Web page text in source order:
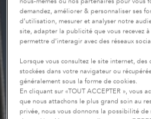
demandez, améliorer & personnaliser ses
d’utilisation, mesurer et analyser notre
site, adapter la publicité que vous recevez
permettre d’interagir avec des réseaux
Lorsque vous consultez le site internet, des
stockées dans votre navigateur ou
généralement sous la forme de cookies.
En cliquant sur «TOUT ACCEPTER », vous
que nous attachons le plus grand soin au
privée, nous vous donnons la possibilité